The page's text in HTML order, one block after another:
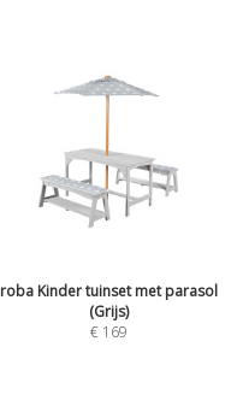
roba Kinder tuinset met parasol
(Grijs)
€ 169